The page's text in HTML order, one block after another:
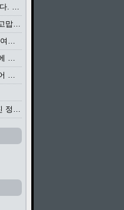
신세벌식 P2 자판을 잘 쓰고 있습니다. 쓰기 편리...
좋은 정보와 자료를 공유해 주셔서 고맙습니다....
안녕하세요. 팥알님, 올려주신 패치 여러모로 감사...
최신표준타자교본. 그렇죠. 그 당시에 최신 표준...
반갑습니다. 제가 세벌식을 알게 되어 세벌식 써...
반갑습니다. 이미 부분부분은 알려진 정보들이...